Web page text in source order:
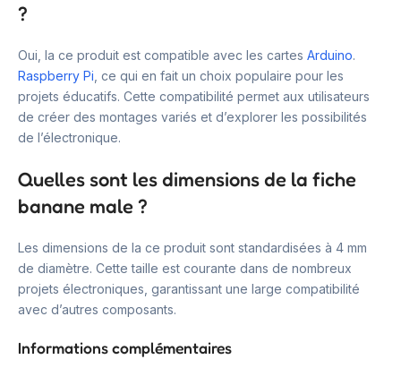
?
Oui, la ce produit est compatible avec les cartes Arduino.
Raspberry Pi, ce qui en fait un choix populaire pour les
projets éducatifs. Cette compatibilité permet aux utilisateurs
de créer des montages variés et d’explorer les possibilités
de l’électronique.
Quelles sont les dimensions de la fiche
banane male ?
Les dimensions de la ce produit sont standardisées à 4 mm
de diamètre. Cette taille est courante dans de nombreux
projets électroniques, garantissant une large compatibilité
avec d’autres composants.
Informations complémentaires